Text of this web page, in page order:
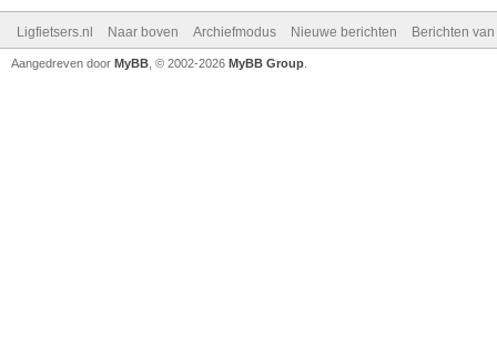
Ligfietsers.nl Naar boven Archiefmodus Nieuwe berichten Berichten
Aangedreven door MyBB , © 2002-2026 MyBB Group